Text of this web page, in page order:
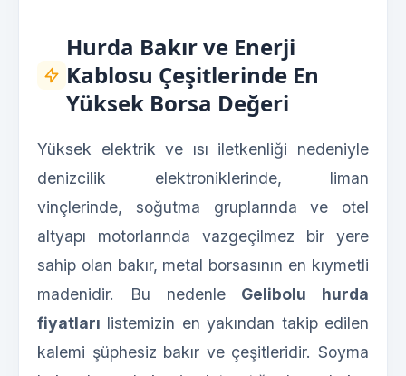
Hurda Bakır ve Enerji
Kablosu Çeşitlerinde En
Yüksek Borsa Değeri
Yüksek elektrik ve ısı iletkenliği nedeniyle
denizcilik elektroniklerinde, liman
vinçlerinde, soğutma gruplarında ve otel
altyapı motorlarında vazgeçilmez bir yere
sahip olan bakır, metal borsasının en kıymetli
madenidir. Bu nedenle Gelibolu hurda
fiyatları listemizin en yakından takip edilen
kalemi şüphesiz bakır ve çeşitleridir. Soyma